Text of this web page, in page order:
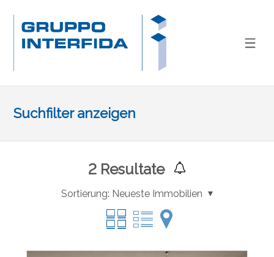
Suchfilter anzeigen
2Resultate
Sortierung: Neueste Immobilien